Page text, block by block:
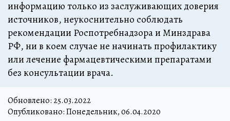
информацию только из заслуживающих доверия
источников, неукоснительно соблюдать
рекомендации Роспотребнадзора и Минздрава
РФ, ни в коем случае не начинать профилактику
или лечение фармацевтическими препаратами
без консультации врача.
Обновлено: 25.03.2022
Опубликовано: Понедельник, 06.04.2020